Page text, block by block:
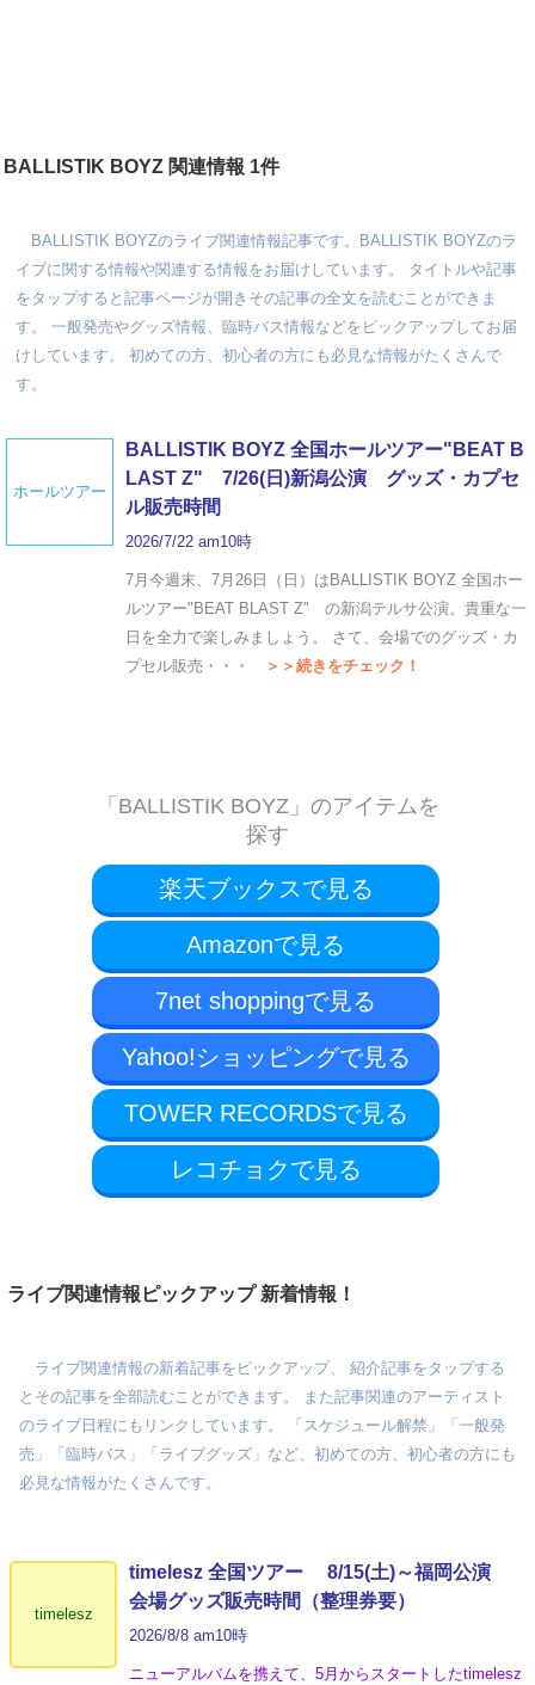
BALLISTIK BOYZ 関連情報 1件
BALLISTIK BOYZのライブ関連情報記事です。BALLISTIK BOYZのラ
イブに関する情報や関連する情報をお届けしています。 タイトルや記事
をタップすると記事ページが開きその記事の全文を読むことができま
す。 一般発売やグッズ情報、臨時バス情報などをピックアップしてお届
けしています。 初めての方、初心者の方にも必見な情報がたくさんで
す。
ホールツアー
BALLISTIK BOYZ 全国ホールツアー"BEAT B
LAST Z" 7/26(日)新潟公演 グッズ・カプセ
ル販売時間
2026/7/22 am10時
7月今週末、7月26日（日）はBALLISTIK BOYZ 全国ホー
ルツアー"BEAT BLAST Z" の新潟テルサ公演。貴重な一
日を全力で楽しみましょう。 さて、会場でのグッズ・カ
プセル販売・・・
＞＞続きをチェック！
「BALLISTIK BOYZ」のアイテムを
探す
楽天ブックスで見る
Amazonで見る
7net shoppingで見る
Yahoo!ショッピングで見る
TOWER RECORDSで見る
レコチョクで見る
ライブ関連情報ピックアップ 新着情報！
ライブ関連情報の新着記事をピックアップ、 紹介記事をタップする
とその記事を全部読むことができます。 また記事関連のアーティスト
のライブ日程にもリンクしています。 「スケジュール解禁」「一般発
売」「臨時バス」「ライブグッズ」など、初めての方、初心者の方にも
必見な情報がたくさんです。
timelesz
timelesz 全国ツアー 8/15(土)～福岡公演
会場グッズ販売時間（整理券要）
2026/8/8 am10時
ニューアルバムを携えて、5月からスタートしたtimelesz